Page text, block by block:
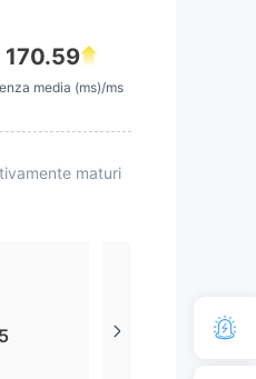
170.59
media (ms)/ms
maturi
Meta